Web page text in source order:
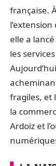
française.
elle a
les
fragiles, et
la
Ardoiz et